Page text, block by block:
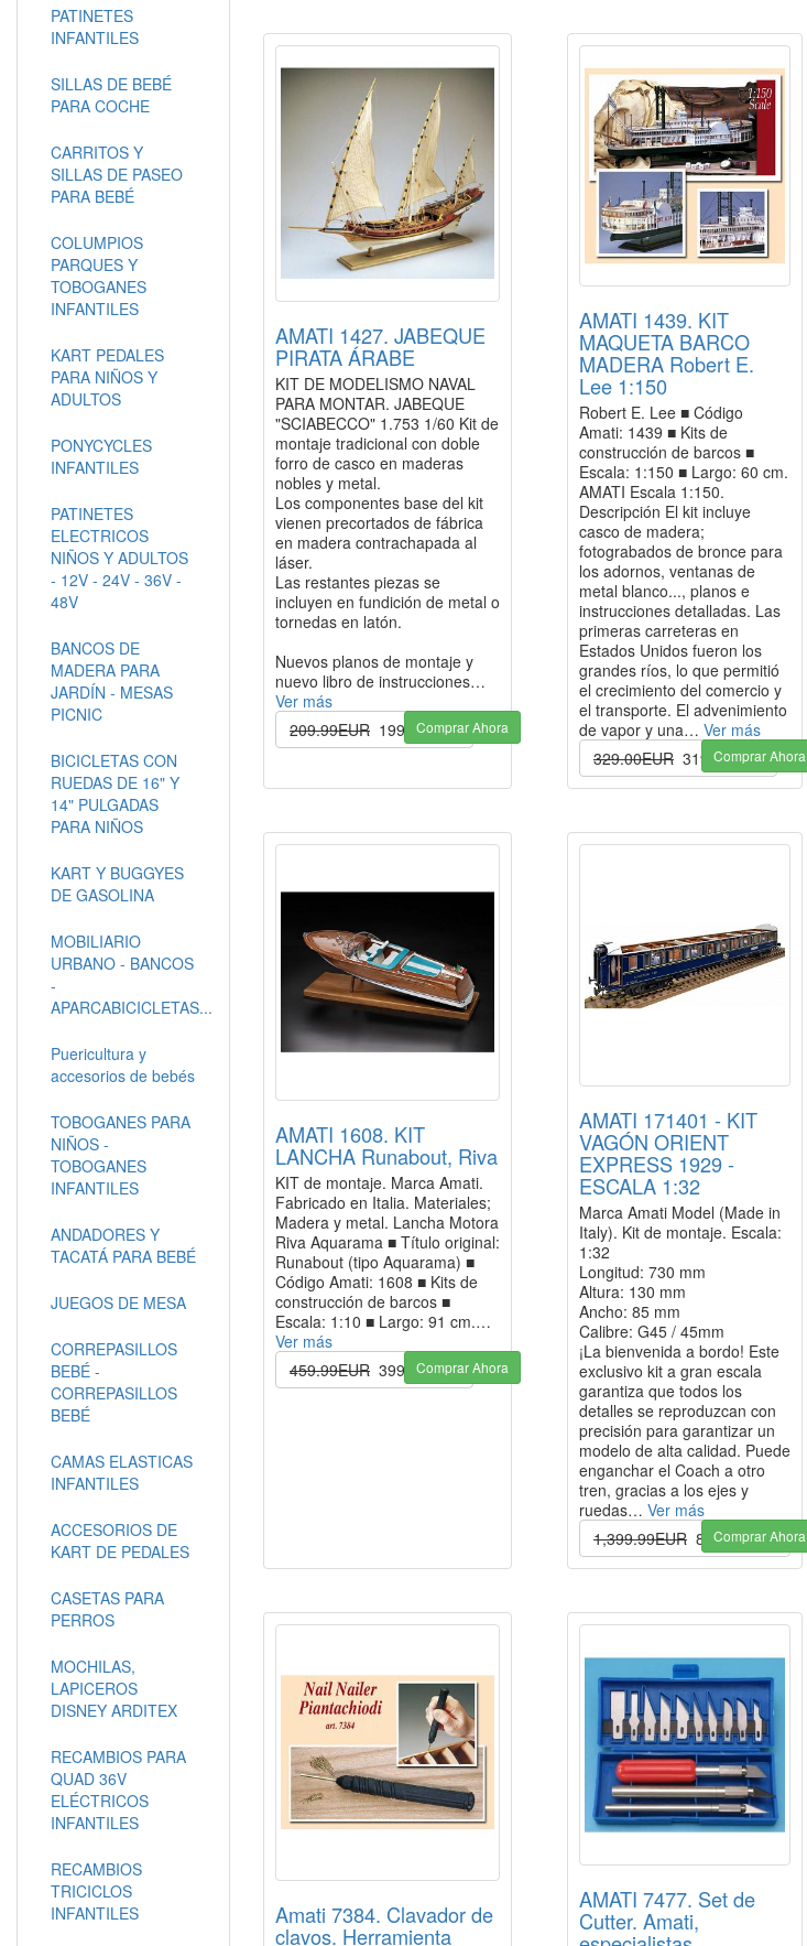
AMATI 1427. JABEQUE
PIRATA ÁRABE
KIT DE MODELISMO NAVAL
PARA MONTAR. JABEQUE
"SCIABECCO" 1.753 1/60 Kit de
montaje tradicional con doble
forro de casco en maderas
nobles y metal.
Los componentes base del kit
vienen precortados de fábrica
en madera contrachapada al
láser.
Las restantes piezas se
incluyen en fundición de metal o
tornedas en latón.
Nuevos planos de montaje y
nuevo libro de instrucciones…
Ver más
209.99EUR 199.00EUR
Comprar Ahora
AMATI 1439. KIT
MAQUETA BARCO
MADERA Robert E.
Lee 1:150
Robert E. Lee ■ Código
Amati: 1439 ■ Kits de
construcción de barcos ■
Escala: 1:150 ■ Largo: 60 cm.
AMATI Escala 1:150.
Descripción El kit incluye
casco de madera;
fotograbados de bronce para
los adornos, ventanas de
metal blanco..., planos e
instrucciones detalladas. Las
primeras carreteras en
Estados Unidos fueron los
grandes ríos, lo que permitió
el crecimiento del comercio y
el transporte. El advenimiento
de vapor y una… Ver más
329.00EUR 319.00EUR
Comprar Ahora
AMATI 1608. KIT
LANCHA Runabout, Riva
KIT de montaje. Marca Amati.
Fabricado en Italia. Materiales;
Madera y metal. Lancha Motora
Riva Aquarama ■ Título original:
Runabout (tipo Aquarama) ■
Código Amati: 1608 ■ Kits de
construcción de barcos ■
Escala: 1:10 ■ Largo: 91 cm.…
Ver más
459.99EUR 399.99EUR
Comprar Ahora
AMATI 171401 - KIT
VAGÓN ORIENT
EXPRESS 1929 -
ESCALA 1:32
Marca Amati Model (Made in
Italy). Kit de montaje. Escala:
1:32
Longitud: 730 mm
Altura: 130 mm
Ancho: 85 mm
Calibre: G45 / 45mm
¡La bienvenida a bordo! Este
exclusivo kit a gran escala
garantiza que todos los
detalles se reproduzcan con
precisión para garantizar un
modelo de alta calidad. Puede
enganchar el Coach a otro
tren, gracias a los ejes y
ruedas… Ver más
1,399.99EUR 899.99EUR
Comprar Ahora
Amati 7384. Clavador de
clavos. Herramienta
AMATI 7477. Set de
Cutter. Amati,
PATINETES
INFANTILES
SILLAS DE BEBÉ
PARA COCHE
CARRITOS Y
SILLAS DE PASEO
PARA BEBÉ
COLUMPIOS
PARQUES Y
TOBOGANES
INFANTILES
KART PEDALES
PARA NIÑOS Y
ADULTOS
PONYCYCLES
INFANTILES
PATINETES
ELECTRICOS
NIÑOS Y ADULTOS
- 12V - 24V - 36V -
48V
BANCOS DE
MADERA PARA
JARDÍN - MESAS
PICNIC
BICICLETAS CON
RUEDAS DE 16" Y
14" PULGADAS
PARA NIÑOS
KART Y BUGGYES
DE GASOLINA
MOBILIARIO
URBANO - BANCOS
-
APARCABICICLETAS...
Puericultura y
accesorios de bebés
TOBOGANES PARA
NIÑOS -
TOBOGANES
INFANTILES
ANDADORES Y
TACATÁ PARA BEBÉ
JUEGOS DE MESA
CORREPASILLOS
BEBÉ -
CORREPASILLOS
BEBÉ
CAMAS ELASTICAS
INFANTILES
ACCESORIOS DE
KART DE PEDALES
CASETAS PARA
PERROS
MOCHILAS,
LAPICEROS
DISNEY ARDITEX
RECAMBIOS PARA
QUAD 36V
ELÉCTRICOS
INFANTILES
RECAMBIOS
TRICICLOS
INFANTILES